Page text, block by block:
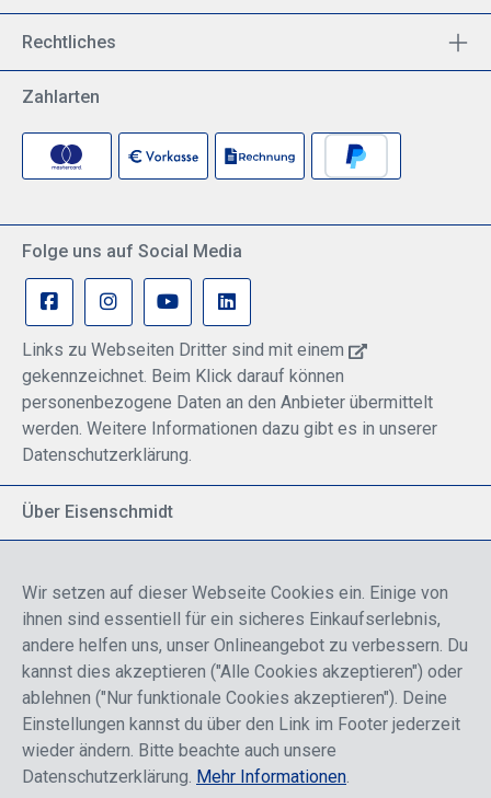
Rechtliches
Zahlarten
Folge uns auf Social Media
Links zu Webseiten Dritter sind mit einem
gekennzeichnet. Beim Klick darauf können
personenbezogene Daten an den Anbieter übermittelt
werden. Weitere Informationen dazu gibt es in unserer
Datenschutzerklärung.
Über Eisenschmidt
Breite Palette von Luftfahrtprodukten
Fokus auf Pilotenausbildung
Sicher einkaufen
Wir setzen auf dieser Webseite Cookies ein. Einige von
ihnen sind essentiell für ein sicheres Einkaufserlebnis,
andere helfen uns, unser Onlineangebot zu verbessern. Du
kannst dies akzeptieren ("Alle Cookies akzeptieren") oder
ablehnen ("Nur funktionale Cookies akzeptieren"). Deine
Einstellungen kannst du über den Link im Footer jederzeit
wieder ändern. Bitte beachte auch unsere
Datenschutzerklärung. Mehr Informationen.